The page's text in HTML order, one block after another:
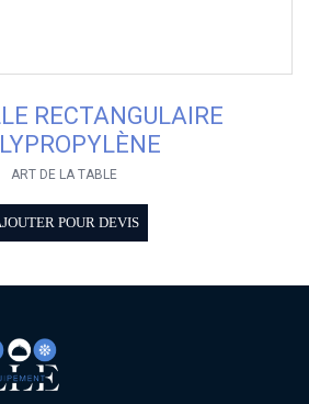
RECTANGULAIRE
ART DE LA TABLE
POUR DEVIS